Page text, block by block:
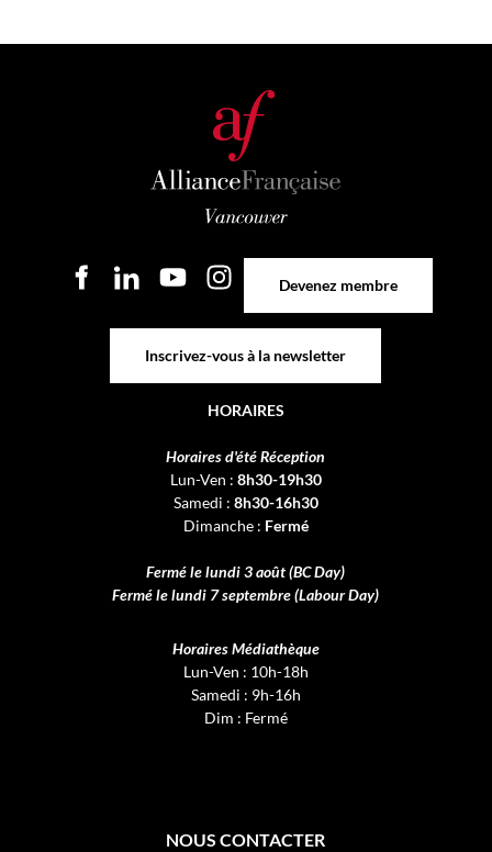
Devenez membre
Inscrivez-vous à la newsletter
HORAIRES
Horaires d'été Réception
Lun-Ven : 8h30-19h30
Samedi : 8h30-16h30
Dimanche : Fermé
Fermé le lundi 3 août (BC Day)
Fermé le lundi 7 septembre (Labour Day)
Horaires Médiathèque
Lun-Ven : 10h-18h
Samedi : 9h-16h
Dim : Fermé
NOUS CONTACTER